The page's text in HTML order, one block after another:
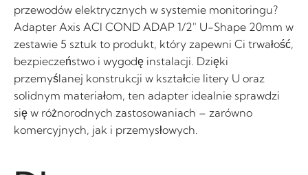
przewodów elektrycznych w systemie monitoringu?
Adapter Axis ACI COND ADAP 1/2″ U-Shape 20mm w
zestawie 5 sztuk to produkt, który zapewni Ci trwałość,
bezpieczeństwo i wygodę instalacji. Dzięki
przemyślanej konstrukcji w kształcie litery U oraz
solidnym materiałom, ten adapter idealnie sprawdzi
się w różnorodnych zastosowaniach – zarówno
komercyjnych, jak i przemysłowych.